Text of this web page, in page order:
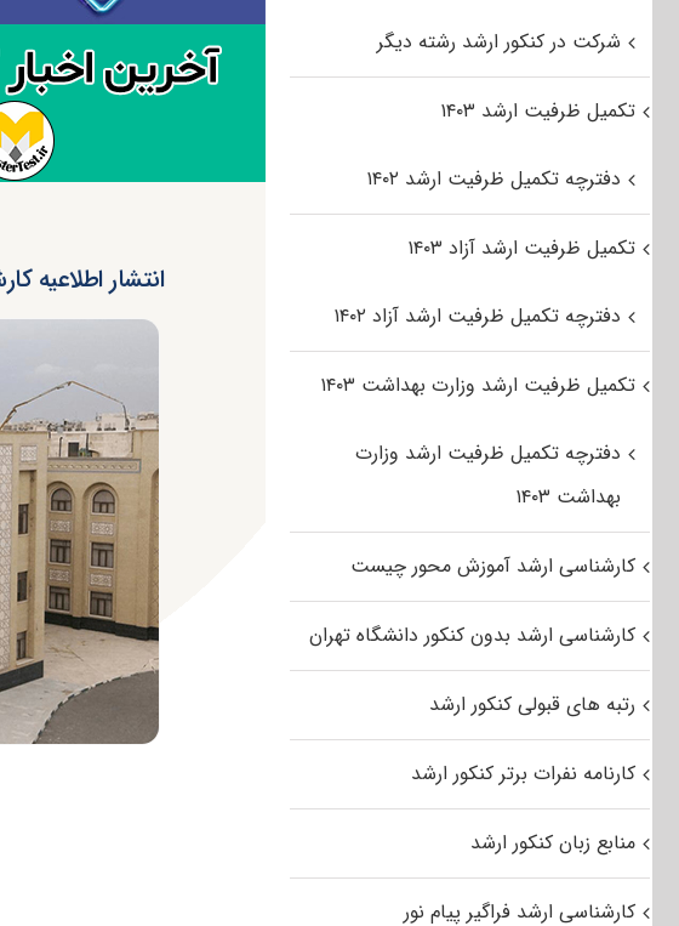
انتشار اطلاعیه
شرکت در کنکور ارشد رشته دیگر
تکمیل ظرفیت ارشد ۱۴۰۳
دفترچه تکمیل ظرفیت ارشد ۱۴۰۲
تکمیل ظرفیت ارشد آزاد ۱۴۰۳
دفترچه تکمیل ظرفیت ارشد آزاد ۱۴۰۲
تکمیل ظرفیت ارشد وزارت بهداشت ۱۴۰۳
دفترچه تکمیل ظرفیت ارشد وزارت
بهداشت ۱۴۰۳
کارشناسی ارشد آموزش محور چیست
کارشناسی ارشد بدون کنکور دانشگاه تهران
رتبه های قبولی کنکور ارشد
کارنامه نفرات برتر کنکور ارشد
منابع زبان کنکور ارشد
کارشناسی ارشد فراگیر پیام نور